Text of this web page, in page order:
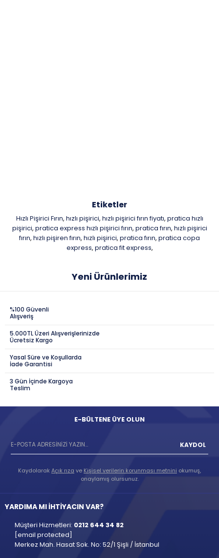
Etiketler
Hızlı Pişirici Fırın, hızlı pişirici, hızlı pişirici fırın fiyatı, pratica hızlı
pişirici, pratica express hızlı pişirici fırın, pratica fırın, hızlı pişirici
fırın, hızlı pişiren fırın, hızlı pişirici, pratica fırın, pratica copa
express, pratica fit express,
Yeni Ürünlerimiz
%100 Güvenli
Alışveriş
5.000TL Üzeri Alışverişlerinizde
Ücretsiz Kargo
Yasal Süre ve Koşullarda
İade Garantisi
3 Gün İçinde Kargoya
Teslim
E-BÜLTENE ÜYE OLUN
KAYDOL
KaydolarakAçık rıza ve Kişisel verilerin korunması metnini okumuş,
onaylamış olursunuz.
YARDIMA MI İHTİYACIN VAR?
Müşteri Hizmetleri: 0212 644 34 82
[email protected]
Merkez Mah. Hasat Sok. No: 52/1 Şişli / İstanbul